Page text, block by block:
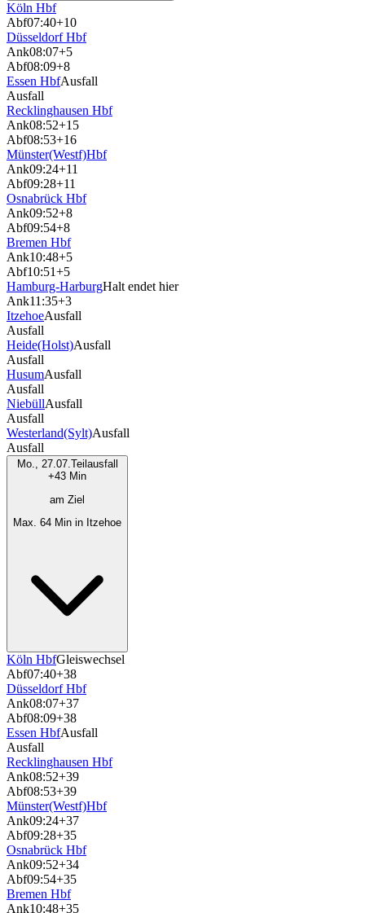
Köln Hbf
Abf07:40+10
Düsseldorf Hbf
Ank08:07+5
Abf08:09+8
Essen HbfAusfall
Ausfall
Recklinghausen Hbf
Ank08:52+15
Abf08:53+16
Münster(Westf)Hbf
Ank09:24+11
Abf09:28+11
Osnabrück Hbf
Ank09:52+8
Abf09:54+8
Bremen Hbf
Ank10:48+5
Abf10:51+5
Hamburg-HarburgHalt endet hier
Ank11:35+3
ItzehoeAusfall
Ausfall
Heide(Holst)Ausfall
Ausfall
HusumAusfall
Ausfall
NiebüllAusfall
Ausfall
Westerland(Sylt)Ausfall
Ausfall
Mo., 27.07.Teilausfall
+43 Min
am Ziel
Max. 64 Min in Itzehoe
Köln HbfGleiswechsel
Abf07:40+38
Düsseldorf Hbf
Ank08:07+37
Abf08:09+38
Essen HbfAusfall
Ausfall
Recklinghausen Hbf
Ank08:52+39
Abf08:53+39
Münster(Westf)Hbf
Ank09:24+37
Abf09:28+35
Osnabrück Hbf
Ank09:52+34
Abf09:54+35
Bremen Hbf
Ank10:48+35